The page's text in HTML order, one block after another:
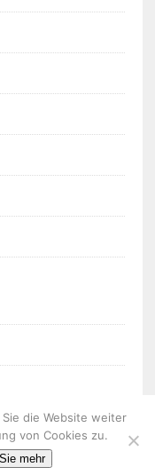
die Website weiter
von Cookies zu.
mehr